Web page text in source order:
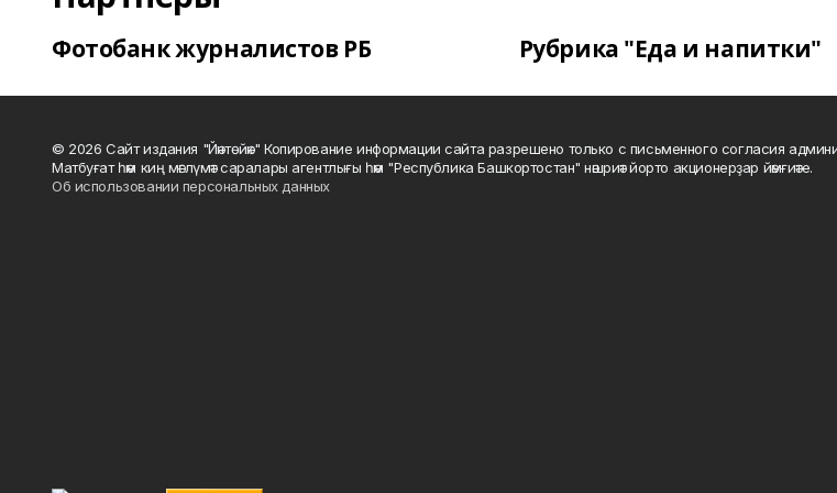
Фотобанк журналистов РБ Рубрика "Еда и напитки"
© 2026 Сайт издания "Йәнтөйәк" Копирование информации сайта разрешено только с письменного согласия
Матбуғат һәм киң мәғлүмәт саралары агентлығы һәм "Республика Башкортостан" нәшриәт йорто акционерҙар йәмғиәте.
Об использовании персональных данных